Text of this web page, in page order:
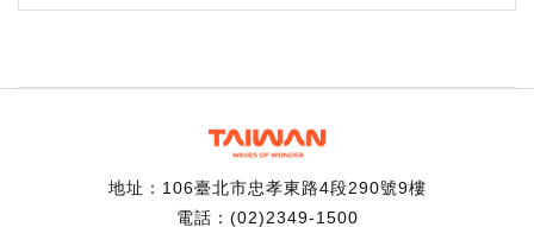
地址：106臺北市忠孝東路4段290號9樓
電話：(02)2349-1500